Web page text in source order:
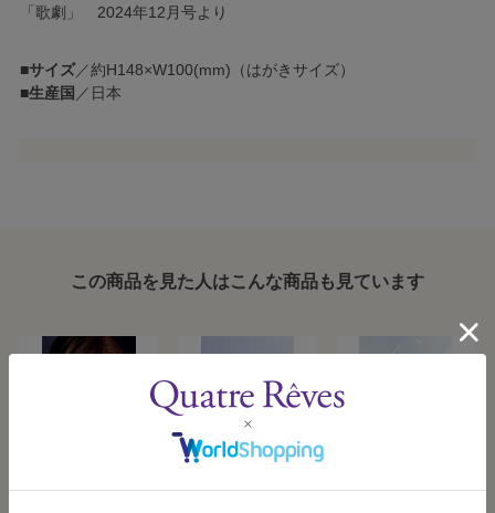
「歌劇」 2024年12月号より
■サイズ／約H148×W100(mm)（はがきサイズ）
■生産国 ／日本
この商品を見た人はこんな商品も見ています